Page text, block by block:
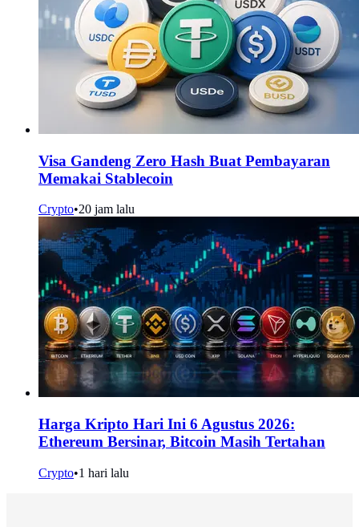
Visa Gandeng Zero Hash Buat Pembayaran
Memakai Stablecoin
Crypto•20 jam lalu
Harga Kripto Hari Ini 6 Agustus 2026:
Ethereum Bersinar, Bitcoin Masih Tertahan
Crypto•1 hari lalu